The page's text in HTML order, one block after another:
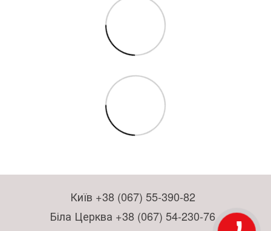
Київ +38 (067) 55-390-82
Біла Церква +38 (067) 54-230-76